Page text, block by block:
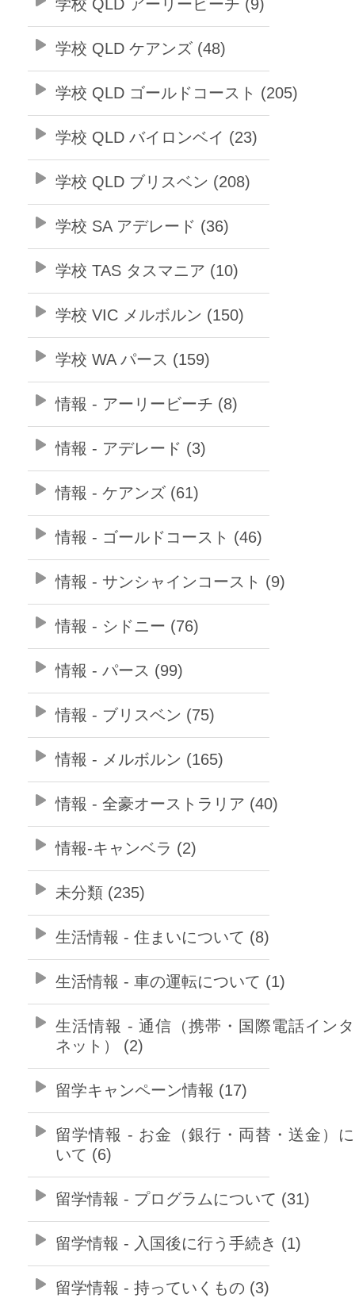
学校 QLD アーリービーチ (9)
学校 QLD ケアンズ (48)
学校 QLD ゴールドコースト (205)
学校 QLD バイロンベイ (23)
学校 QLD ブリスベン (208)
学校 SA アデレード (36)
学校 TAS タスマニア (10)
学校 VIC メルボルン (150)
学校 WA パース (159)
情報 - アーリービーチ (8)
情報 - アデレード (3)
情報 - ケアンズ (61)
情報 - ゴールドコースト (46)
情報 - サンシャインコースト (9)
情報 - シドニー (76)
情報 - パース (99)
情報 - ブリスベン (75)
情報 - メルボルン (165)
情報 - 全豪オーストラリア (40)
情報-キャンベラ (2)
未分類 (235)
生活情報 - 住まいについて (8)
生活情報 - 車の運転について (1)
生活情報 - 通信（携帯・国際電話イン
ネット） (2)
留学キャンペーン情報 (17)
留学情報 - お金（銀行・両替・送金）
いて (6)
留学情報 - プログラムについて (31)
留学情報 - 入国後に行う手続き (1)
留学情報 - 持っていくもの (3)